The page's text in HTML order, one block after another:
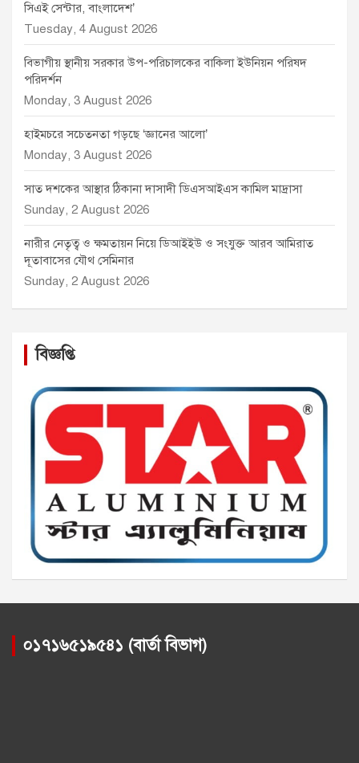
সিএই সেন্টার, বাংলাদেশ’
Tuesday, 4 August 2026
বিভাগীয় স্থানীয় সরকার উপ-পরিচালকের বাকিলা ইউনিয়ন পরিষদ
পরিদর্শন
Monday, 3 August 2026
হাইমচরে সচেতনতা গড়ছে ‘জ্ঞানের আলো’
Monday, 3 August 2026
সাত দশকের আস্থার ঠিকানা দাসাদী ডিএসআইএস কামিল মাদ্রাসা
Sunday, 2 August 2026
নারীর নেতৃত্ব ও ক্ষমতায়ন নিয়ে ডিআইইউ ও সংযুক্ত আরব আমিরাত
দূতাবাসের যৌথ সেমিনার
Sunday, 2 August 2026
বিজ্ঞপ্তি
০১৭১৬৫১৯৫৪১ (বার্তা বিভাগ)